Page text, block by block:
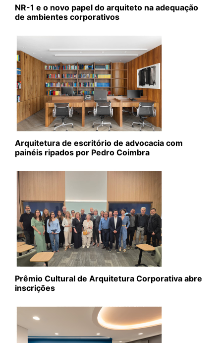
NR-1 e o novo papel do arquiteto na adequação
de ambientes corporativos
Arquitetura de escritório de advocacia com
painéis ripados por Pedro Coimbra
Prêmio Cultural de Arquitetura Corporativa abre
inscrições